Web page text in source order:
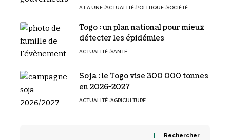
A LA UNE ACTUALITÉ POLITIQUE SOCIÉTÉ
Togo : un plan national pour mieux
détecter les épidémies
ACTUALITÉ SANTÉ
Soja : le Togo vise 300 000 tonnes
en 2026-2027
ACTUALITÉ AGRICULTURE
Rechercher